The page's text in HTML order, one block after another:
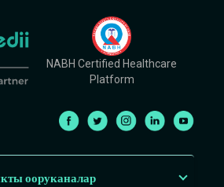
NABH Certified Healthcare
Platform
ооруканалар